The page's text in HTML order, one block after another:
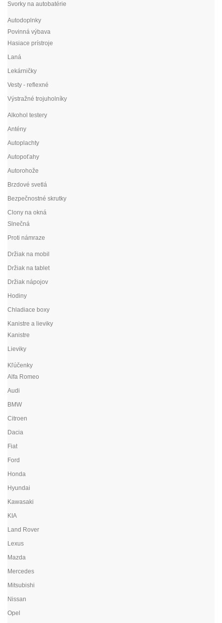
Svorky na autobatérie
Autodoplnky
Povinná výbava
Hasiace prístroje
Laná
Lekárničky
Vesty - reflexné
Výstražné trojuholníky
Alkohol testery
Antény
Autoplachty
Autopoťahy
Autorohože
Brzdové svetlá
Bezpečnostné skrutky
Clony na okná
Slnečná
Proti námraze
Držiak na mobil
Držiak na tablet
Držiak nápojov
Hodiny
Chladiace boxy
Kanistre a lieviky
Kanistre
Lieviky
Kľúčenky
Alfa Romeo
Audi
BMW
Citroen
Dacia
Fiat
Ford
Honda
Hyundai
Kawasaki
KIA
Land Rover
Lexus
Mazda
Mercedes
Mitsubishi
Nissan
Opel